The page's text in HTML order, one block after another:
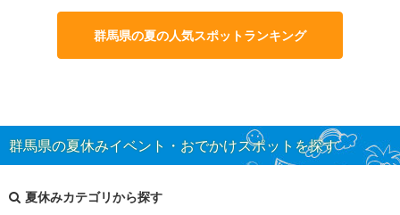
群馬県の夏の人気スポットランキング
群馬県の夏休みイベント・おでかけスポットを探す
夏休みカテゴリから探す